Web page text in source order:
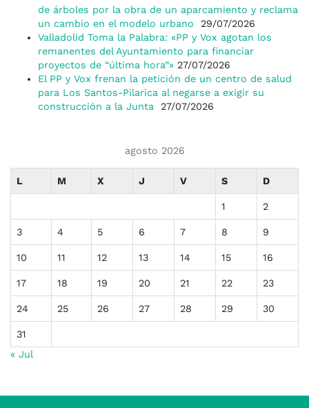
de árboles por la obra de un aparcamiento y reclama
un cambio en el modelo urbano
29/07/2026
Valladolid Toma la Palabra: «PP y Vox agotan los
remanentes del Ayuntamiento para financiar
proyectos de “última hora”» 27/07/2026
El PP y Vox frenan la petición de un centro de salud
para Los Santos-Pilarica al negarse a exigir su
construcción a la Junta
27/07/2026
agosto 2026
L M X J V S D
1 2
3 4 5 6 7 8 9
10 11 12 13 14 15 16
17 18 19 20 21 22 23
24 25 26 27 28 29 30
31
« Jul